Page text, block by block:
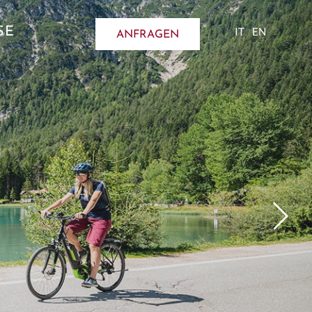
ANFRAGEN IT EN